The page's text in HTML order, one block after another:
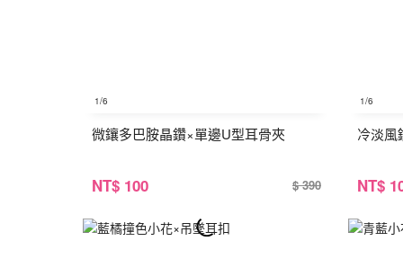
1/6
微鑲多巴胺晶鑽×單邊U型耳骨夾
NT$ 100 $ 390
1/6
冷淡風
NT$